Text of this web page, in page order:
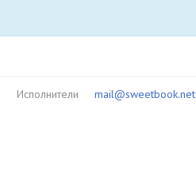
Исполнители mail@sweetbook.net